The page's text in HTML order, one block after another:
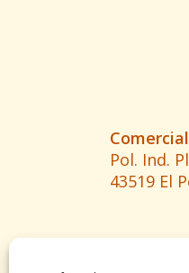
Pol. Ind.
43519 El